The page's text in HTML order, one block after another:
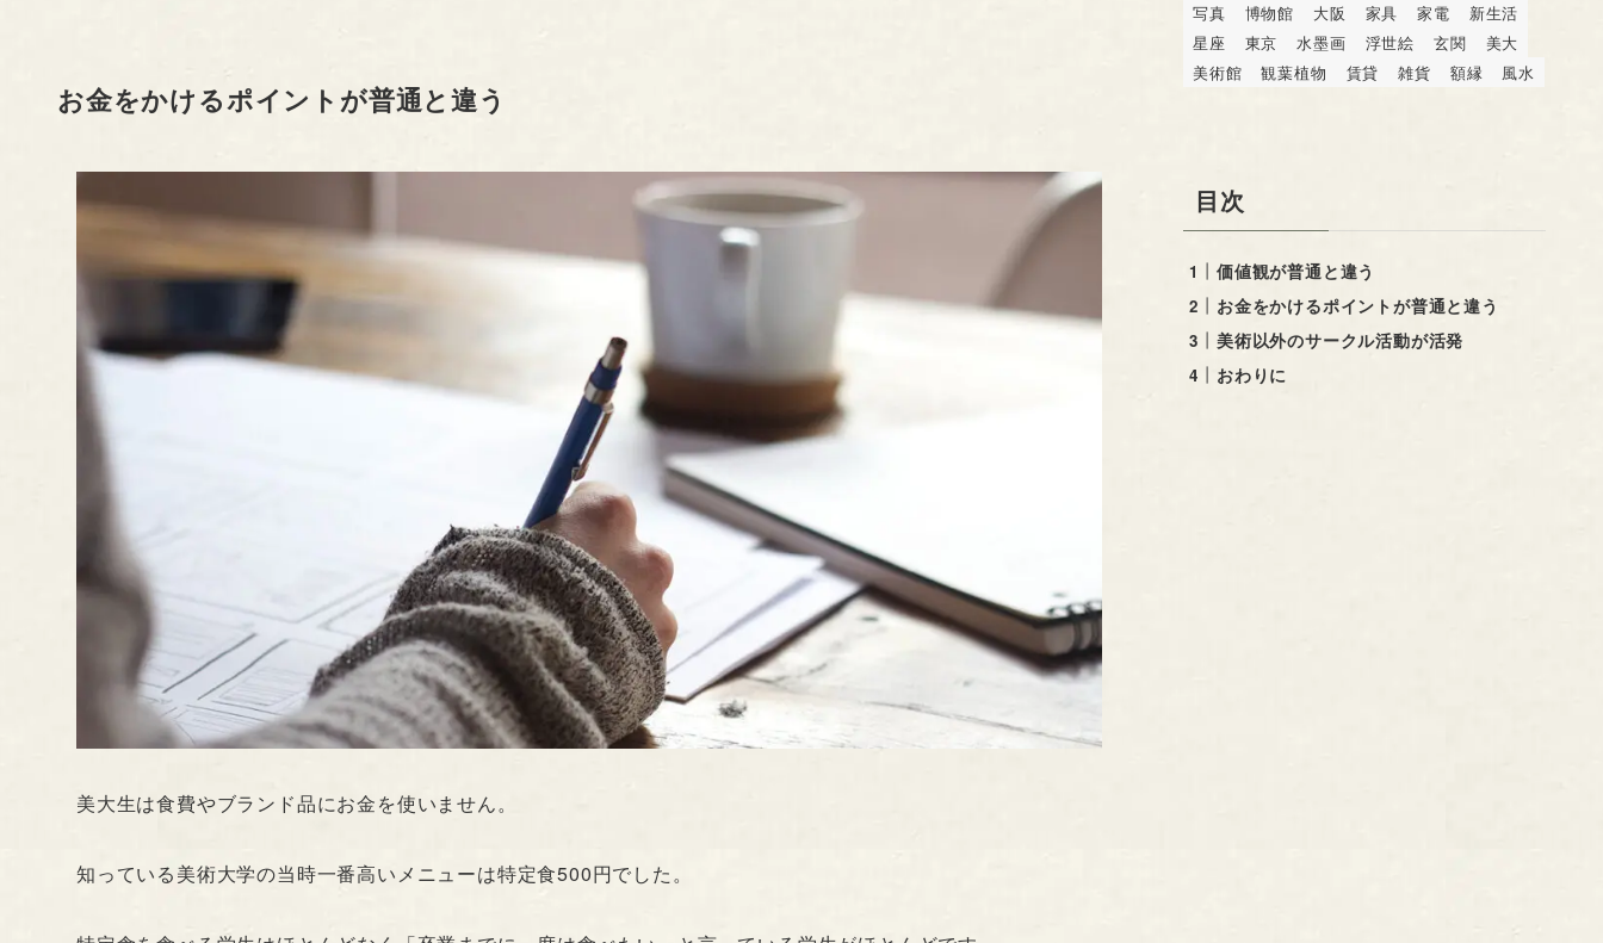
お金をかけるポイントが普通と違う
美大生は食費やブランド品にお金を使いません。
知っている美術大学の当時一番高いメニューは特定食500円でした。
写真
博物館 大阪 家具 家電
新生活
星座
東京 水墨画 浮世絵 玄関
美大
美術館
観葉植物 賃貸 雑貨 額縁 風水
目次
価値観が普通と違う
お金をかけるポイントが普通と違う
美術以外のサークル活動が活発
おわりに